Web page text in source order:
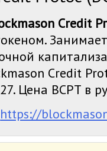
Credit
Credit
Цена BCPT в
https://